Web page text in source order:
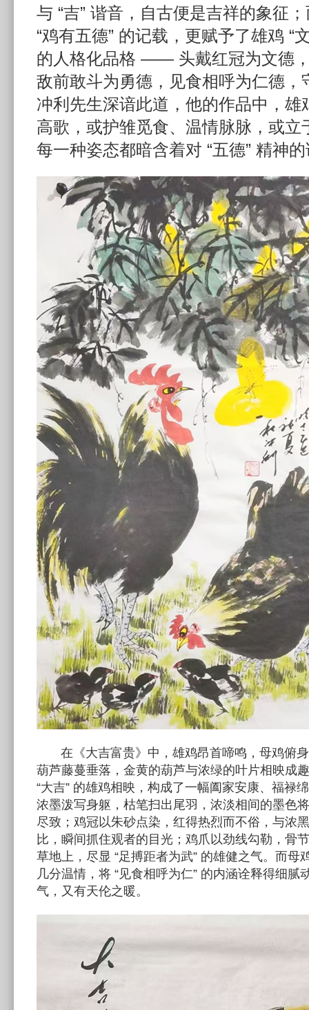
与 “吉” 谐音，自古便是吉祥的象征
“鸡有五德” 的记载，更赋予了雄鸡 “
的人格化品格 —— 头戴红冠为文德
敌前敢斗为勇德，见食相呼为仁德，
冲利先生深谙此道，他的作品中，雄
高歌，或护雏觅食、温情脉脉，或立
每一种姿态都暗含着对 “五德” 精神
在《大吉富贵》中，雄鸡昂首啼鸣，母鸡俯身
葫芦藤蔓垂落，金黄的葫芦与浓绿的叶片相映成趣
“大吉” 的雄鸡相映，构成了一幅阖家安康、福禄
浓墨泼写身躯，枯笔扫出尾羽，浓淡相间的墨色
尽致；鸡冠以朱砂点染，红得热烈而不俗，与浓
比，瞬间抓住观者的目光；鸡爪以劲线勾勒，骨
草地上，尽显 “足搏距者为武” 的雄健之气。而母
几分温情，将 “见食相呼为仁” 的内涵诠释得细腻
气，又有天伦之暖。